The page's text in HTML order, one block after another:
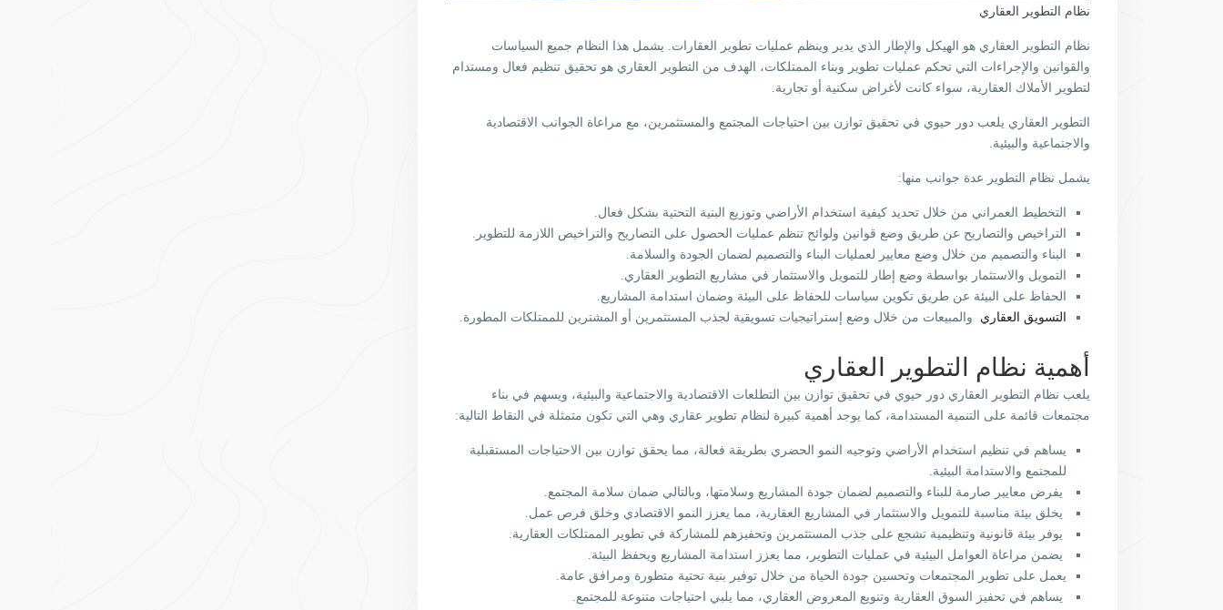
نظام التطوير العقاري
نظام التطوير العقاري هو الهيكل والإطار الذي يدير وينظم عمليات تطوير العقارات. يشمل هذا النظام جميع السياسات
والقوانين والإجراءات التي تحكم عمليات تطوير وبناء الممتلكات، الهدف من التطوير العقاري هو تحقيق تنظيم فعال ومستدام
لتطوير الأملاك العقارية، سواء كانت لأغراض سكنية أو تجارية.
التطوير العقاري يلعب دور حيوي في تحقيق توازن بين احتياجات المجتمع والمستثمرين، مع مراعاة الجوانب الاقتصادية
والاجتماعية والبيئية.
يشمل نظام التطوير عدة جوانب منها:
التخطيط العمراني من خلال تحديد كيفية استخدام الأراضي وتوزيع البنية التحتية بشكل فعال.
التراخيص والتصاريح عن طريق وضع قوانين ولوائح تنظم عمليات الحصول على التصاريح والتراخيص اللازمة للتطوير.
البناء والتصميم من خلال وضع معايير لعمليات البناء والتصميم لضمان الجودة والسلامة.
التمويل والاستثمار بواسطة وضع إطار للتمويل والاستثمار في مشاريع التطوير العقاري.
الحفاظ على البيئة عن طريق تكوين سياسات للحفاظ على البيئة وضمان استدامة المشاريع.
التسويق العقاري
والمبيعات من خلال وضع إستراتيجيات تسويقية لجذب المستثمرين أو المشترين للممتلكات المطورة.
أهمية نظام التطوير العقاري
يلعب نظام التطوير العقاري دور حيوي في تحقيق توازن بين التطلعات الاقتصادية والاجتماعية والبيئية، ويسهم في بناء
مجتمعات قائمة على التنمية المستدامة، كما يوجد أهمية كبيرة لنظام تطوير عقاري وهي التي تكون متمثلة في النقاط التالية:
يساهم في تنظيم استخدام الأراضي وتوجيه النمو الحضري بطريقة فعالة، مما يحقق توازن بين الاحتياجات المستقبلية
للمجتمع والاستدامة البيئية.
يفرض معايير صارمة للبناء والتصميم لضمان جودة المشاريع وسلامتها، وبالتالي ضمان سلامة المجتمع.
يخلق بيئة مناسبة للتمويل والاستثمار في المشاريع العقارية، مما يعزز النمو الاقتصادي وخلق فرص عمل.
يوفر بيئة قانونية وتنظيمية تشجع على جذب المستثمرين وتحفيزهم للمشاركة في تطوير الممتلكات العقارية.
يضمن مراعاة العوامل البيئية في عمليات التطوير، مما يعزز استدامة المشاريع ويحفظ البيئة.
يعمل على تطوير المجتمعات وتحسين جودة الحياة من خلال توفير بنية تحتية متطورة ومرافق عامة.
يساهم في تحفيز السوق العقارية وتنويع المعروض العقاري، مما يلبي احتياجات متنوعة للمجتمع.